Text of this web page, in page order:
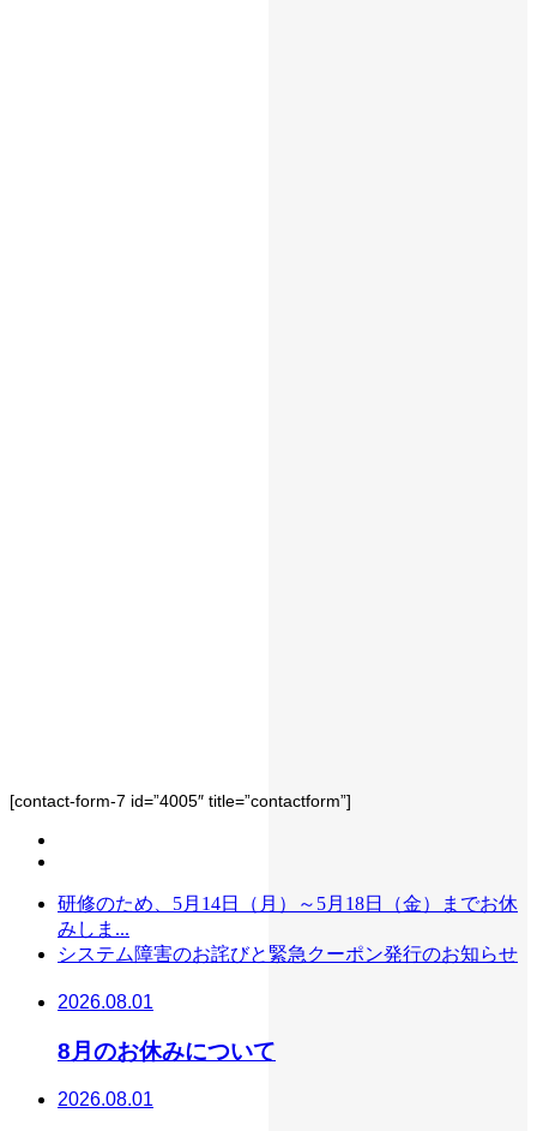
[contact-form-7 id=”4005″ title=”contactform”]
研修のため、5月14日（月）～5月18日（金）までお休
みしま...
システム障害のお詫びと緊急クーポン発行のお知らせ
2026.08.01
8月のお休みについて
2026.08.01